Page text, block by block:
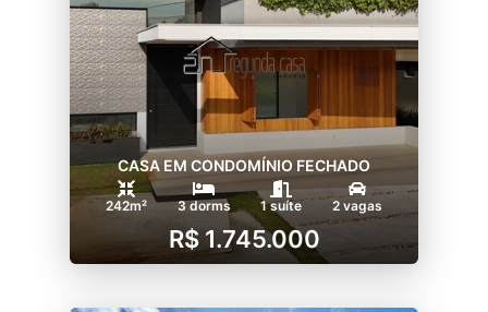
CASA EM CONDOMÍNIO FECHADO
242m² 3 dorms 1 suíte 2 vagas
R$ 1.745.000